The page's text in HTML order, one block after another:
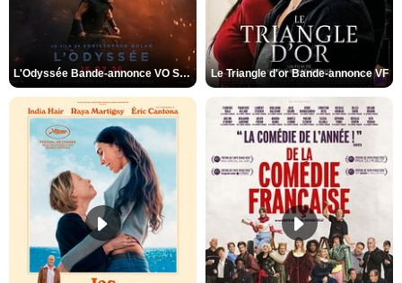
L'Odyssée Bande-annonce VO STFR Le Triangle d'or Bande-annonce VF